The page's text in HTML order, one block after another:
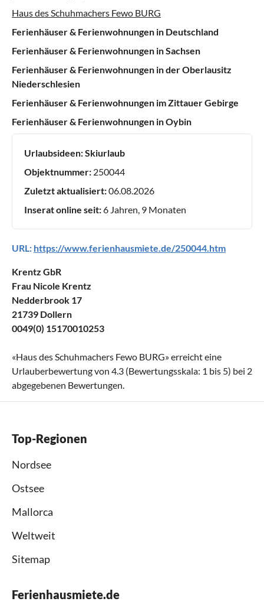
Haus des Schuhmachers Fewo BURG
Ferienhäuser & Ferienwohnungen in Deutschland
Ferienhäuser & Ferienwohnungen in Sachsen
Ferienhäuser & Ferienwohnungen in der Oberlausitz
Niederschlesien
Ferienhäuser & Ferienwohnungen im Zittauer Gebirge
Ferienhäuser & Ferienwohnungen in Oybin
Urlaubsideen:Skiurlaub
Objektnummer: 250044
Zuletzt aktualisiert:06.08.2026
Inserat online seit:6 Jahren, 9 Monaten
URL: https://www.ferienhausmiete.de/250044.htm
Krentz GbR
Frau Nicole Krentz
Nedderbrook 17
21739 Dollern
0049(0) 15170010253
«Haus des Schuhmachers Fewo BURG» erreicht eine
Urlauberbewertung von 4.3 (Bewertungsskala: 1 bis 5) bei 2
abgegebenen Bewertungen.
Top-Regionen
Nordsee
Ostsee
Mallorca
Weltweit
Sitemap
Ferienhausmiete.de